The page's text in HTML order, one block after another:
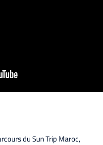
du Sun Trip Maroc,